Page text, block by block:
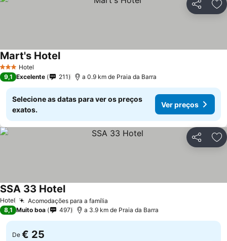
Partilhar
3 EstrelasHotel
Mart's Hotel
9,1 Excelente 211 a 0.9 km de Praia da Barra
Selecione as datas para ver os preços
exatos.
Ver preços
Partilhar
Hotel Acomodações para a família
SSA 33 Hotel
8,1 Muito boa 497 a 3.9 km de Praia da Barra
De € 25